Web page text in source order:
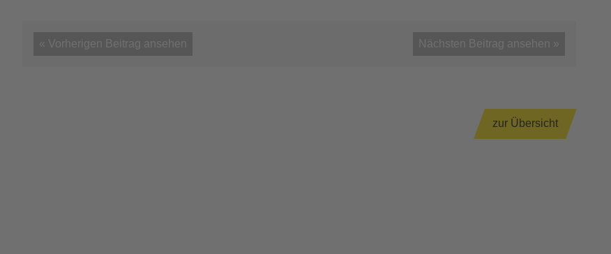
« Vorherigen Beitrag ansehen Nächsten Beitrag ansehen »
zur Übersicht